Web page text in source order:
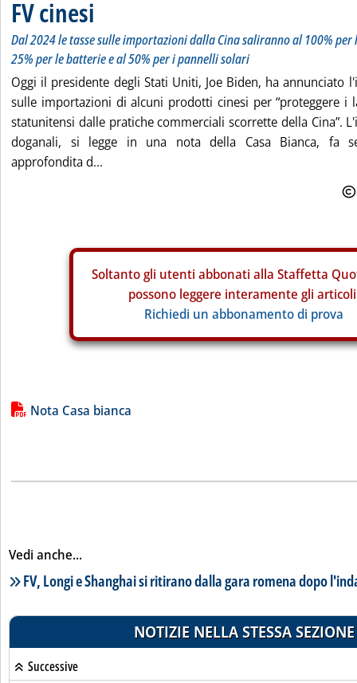
FV cinesi
Dal 2024 le tasse sulle importazioni dalla Cina saliranno al 100%
25% per le batterie e al 50% per i pannelli solari
Oggi il presidente degli Stati Uniti, Joe Biden, ha annunciato
sulle importazioni di alcuni prodotti cinesi per “proteggere i
statunitensi dalle pratiche commerciali scorrette della Cina”.
doganali, si legge in una nota della Casa Bianca, fa
approfondita d...
Soltanto gli utenti abbonati alla Staffetta
possono leggere interamente gli
Richiedi un abbonamento di prova
Lista allegati PDF alla notizia
Nota Casa bianca
Vedi anche...
Lista notizie correlate
FV, Longi e Shanghai si ritirano dalla gara romena dopo
NOTIZIE NELLA STESSA SEZIONE
Successive